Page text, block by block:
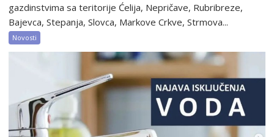
gazdinstvima sa teritorije Ćelija, Nepričave, Rubribreze,
Bajevca, Stepanja, Slovca, Markove Crkve, Strmova...
Novosti